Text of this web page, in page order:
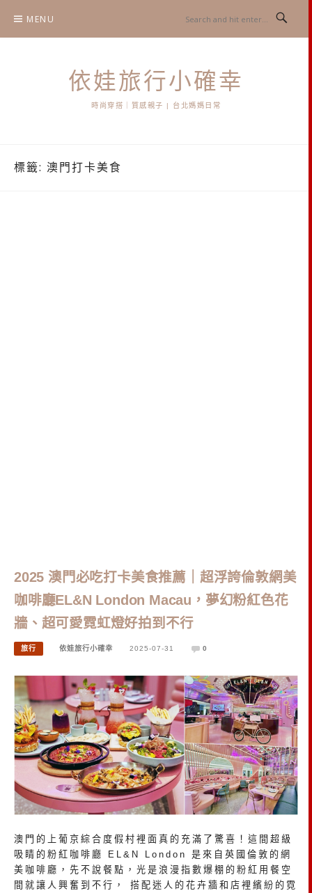
content
MENU
依娃旅行小確幸
時尚穿搭｜質感親子 | 台北媽媽日常
標籤: 澳門打卡美食
2025 澳門必吃打卡美食推薦｜超浮誇倫敦網美
咖啡廳EL&N London Macau，夢幻粉紅色花
牆、超可愛霓虹燈好拍到不行
旅行 依娃旅行小確幸 2025-07-31 0
澳門的上葡京綜合度假村裡面真的充滿了驚喜！這間超級
吸睛的粉紅咖啡廳 EL&N London 是來自英國倫敦的網
美咖啡廳，先不說餐點，光是浪漫指數爆棚的粉紅用餐空
間就讓人興奮到不行， 搭配迷人的花卉牆和店裡繽紛的霓